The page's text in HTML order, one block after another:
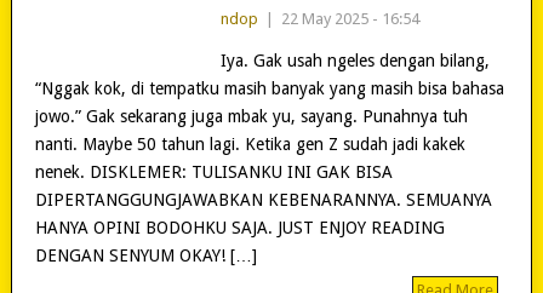
ndop 22 May 2025 - 16:54
Iya. Gak usah ngeles dengan bilang,
“Nggak kok, di tempatku masih banyak yang masih bisa bahasa
jowo.” Gak sekarang juga mbak yu, sayang. Punahnya tuh
nanti. Maybe 50 tahun lagi. Ketika gen Z sudah jadi kakek
nenek. DISKLEMER: TULISANKU INI GAK BISA
DIPERTANGGUNGJAWABKAN KEBENARANNYA. SEMUANYA
HANYA OPINI BODOHKU SAJA. JUST ENJOY READING
DENGAN SENYUM OKAY! […]